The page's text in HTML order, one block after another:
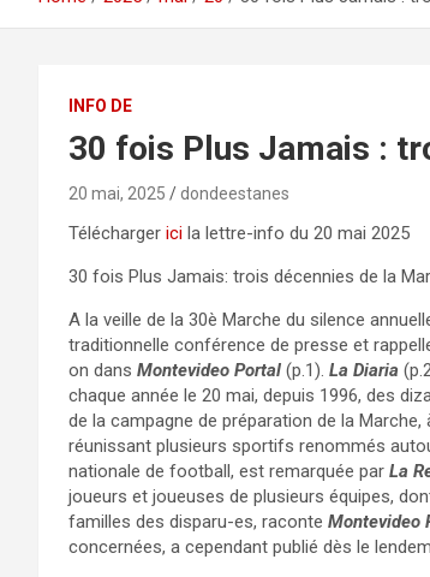
INFO DE
30 fois Plus Jamais :
20 mai, 2025 dondeestanes
Télécharger ici la lettre-info du 20 mai 2025
30 fois Plus Jamais: trois décennies de la
A la veille de la 30è Marche du silence
traditionnelle conférence de presse et
on dans Montevideo Portal (p.1). La Diaria
chaque année le 20 mai, depuis 1996, des
de la campagne de préparation de la
réunissant plusieurs sportifs renommés
nationale de football, est remarquée par La
joueurs et joueuses de plusieurs équipes,
familles des disparu-es, raconte Montevideo
concernées, a cependant publié dès le